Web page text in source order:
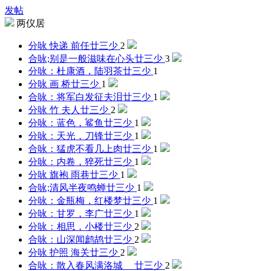
发帖
两仪居
分咏 快递 前任廿三少 2
合咏;别是一般滋味在心头廿三少 3
分咏：杜康酒，陆羽茶廿三少 1
分咏 画 桥廿三少 1
合咏：将军白发征夫泪廿三少 1
分咏 竹 夫人 廿三少 2
分咏：蓝色，鲨鱼廿三少 1
分咏：天光，刀锋廿三少 1
合咏：猛虎不看几上肉廿三少 1
分咏：内卷，猝死廿三少 1
分咏 旗袍 雨巷廿三少 1
合咏;清风半夜鸣蝉廿三少 1
分咏：金瓶梅，红楼梦廿三少 1
分咏：甘罗，李广廿三少 1
分咏：相思，小楼廿三少 2
合咏：山深闻鹧鸪廿三少 2
分咏 护照 海关廿三少 2
合咏：散入春风满洛城 廿三少 2